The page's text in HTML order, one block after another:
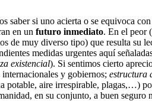
saber si uno acierta o se equivoca
en un futuro inmediato. En el peor
de muy diverso tipo) que resulta su
medidas urgentes aquí
existencial). Si sentimos cierto
y gobiernos; estructura
potable, aire irrespirable, plagas,…)
en su conjunto, a buen seguro